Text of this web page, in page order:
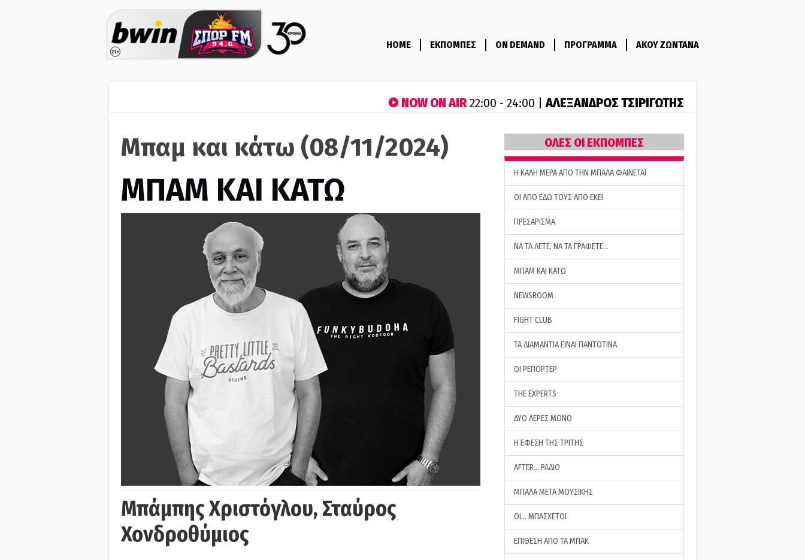
HOME ΕΚΠΟΜΠΕΣ ON DEMAND ΠΡΟΓΡΑΜΜΑ ΑΚΟΥ ΖΩΝΤΑΝΑ
NOW ON AIR22:00 - 24:00 |ΑΛΕΞΑΝΔΡΟΣ ΤΣΙΡΙΓΩΤΗΣ
Μπαμ και κάτω (08/11/2024)
ΜΠΑΜ ΚΑΙ ΚΑΤΩ
Μπάμπης Χριστόγλου, Σταύρος
Χονδροθύμιος
ΟΛΕΣ ΟΙ ΕΚΠΟΜΠΕΣ
H ΚΑΛΗ ΜΕΡΑ ΑΠΟ ΤΗΝ ΜΠΑΛΑ ΦΑΙΝΕΤΑΙ
ΟΙ ΑΠΟ ΕΔΩ ΤΟΥΣ ΑΠΟ ΕΚΕΙ
ΠΡΕΣΑΡΙΣΜΑ
ΝΑ ΤΑ ΛΕΤΕ, ΝΑ ΤΑ ΓΡΑΦΕΤΕ…
ΜΠΑΜ ΚΑΙ ΚΑΤΩ
NEWSROOM
FIGHT CLUB
ΤΑ ΔΙΑΜΑΝΤΙΑ ΕΙΝΑΙ ΠΑΝΤΟΤΙΝΑ
ΟΙ ΡΕΠΟΡΤΕΡ
THE EXPERTS
ΔΥΟ ΛΕΡΕΣ ΜΟΝΟ
Η ΕΦΕΣΗ ΤΗΣ ΤΡΙΤΗΣ
AFTER… ΡΑΔΙΟ
ΜΠΑΛΑ ΜΕΤΑ ΜΟΥΣΙΚΗΣ
ΟΙ… ΜΠΑΣΧΕΤΟΙ
ΕΠΙΘΕΣΗ ΑΠΟ ΤΑ ΜΠΑΚ